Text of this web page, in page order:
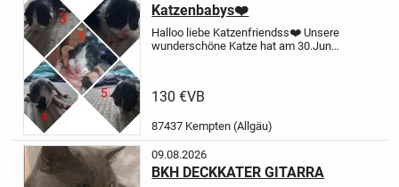
Katzenbabys❤️
Halloo liebe Katzenfriendss❤️ Unsere
wunderschöne Katze hat am 30.Juni
Ende September Anfang...
130 €VB
87437 Kempten (Allgäu)
09.08.2026
BKH DECKKATER GITARRA